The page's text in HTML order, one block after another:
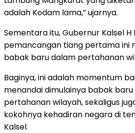
adalah Kodam lama,” ujarnya.
Sementara itu, Gubernur Kalsel
pemancangan tiang pertama ini
babak baru dalam pertahanan
Baginya, ini adalah momentum
menandai dimulainya babak
pertahanan wilayah, sekaligus
kokohnya kehadiran negara di
Kalsel.